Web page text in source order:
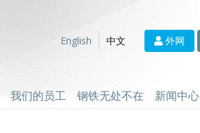
English
中文 外网
我们的员工 钢铁无处不在 新闻中心